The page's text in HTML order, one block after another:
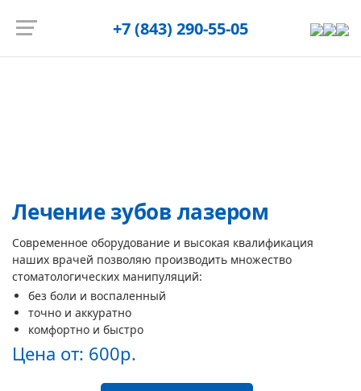
+7 (843) 290-55-05
Запись на приём
Лечение зубов лазером
Современное оборудование и высокая квалификация
наших врачей позволяю производить множество
стоматологических манипуляций:
без боли и воспаленный
точно и аккуратно
комфортно и быстро
Цена от: 600р.